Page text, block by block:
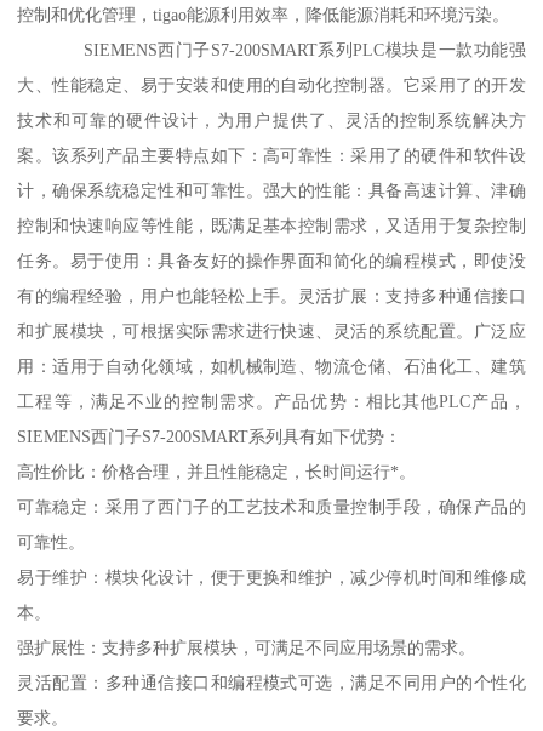
控制和优化管理，tigao能源利用效率，降低能源消耗和环境污染。
SIEMENS西门子S7-200SMART系列PLC模块是一款功能强
大、性能稳定、易于安装和使用的自动化控制器。它采用了的开发
技术和可靠的硬件设计，为用户提供了、灵活的控制系统解决方
案。该系列产品主要特点如下：高可靠性：采用了的硬件和软件设
计，确保系统稳定性和可靠性。强大的性能：具备高速计算、津确
控制和快速响应等性能，既满足基本控制需求，又适用于复杂控制
任务。易于使用：具备友好的操作界面和简化的编程模式，即使没
有的编程经验，用户也能轻松上手。灵活扩展：支持多种通信接口
和扩展模块，可根据实际需求进行快速、灵活的系统配置。广泛应
用：适用于自动化领域，如机械制造、物流仓储、石油化工、建筑
工程等，满足不业的控制需求。产品优势：相比其他PLC产品，
SIEMENS西门子S7-200SMART系列具有如下优势：
高性价比：价格合理，并且性能稳定，长时间运行*。
可靠稳定：采用了西门子的工艺技术和质量控制手段，确保产品的
可靠性。
易于维护：模块化设计，便于更换和维护，减少停机时间和维修成
本。
强扩展性：支持多种扩展模块，可满足不同应用场景的需求。
灵活配置：多种通信接口和编程模式可选，满足不同用户的个性化
要求。